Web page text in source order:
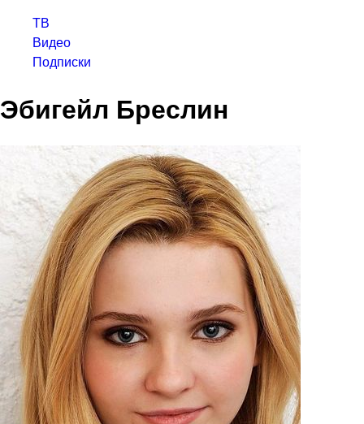
ТВ
Видео
Подписки
Эбигейл Бреслин